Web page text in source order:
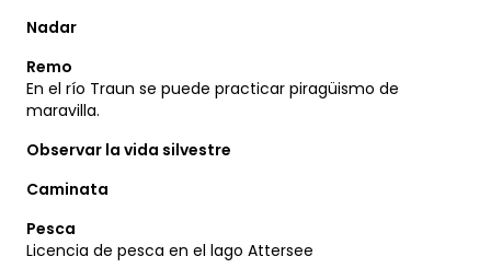
Nadar
Remo
En el río Traun se puede practicar piragüismo de
maravilla.
Observar la vida silvestre
Caminata
Pesca
Licencia de pesca en el lago Attersee